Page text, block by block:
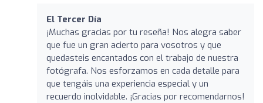
El Tercer Día
¡Muchas gracias por tu reseña! Nos alegra saber
que fue un gran acierto para vosotros y que
quedasteis encantados con el trabajo de nuestra
fotógrafa. Nos esforzamos en cada detalle para
que tengáis una experiencia especial y un
recuerdo inolvidable. ¡Gracias por recomendarnos!